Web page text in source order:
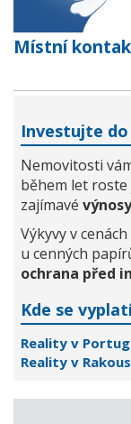
Místní
Investujte
Nemovitosti
během let
zajímavé
Výkyvy v
u cenných
ochrana před
Kde se
Reality v
Reality v